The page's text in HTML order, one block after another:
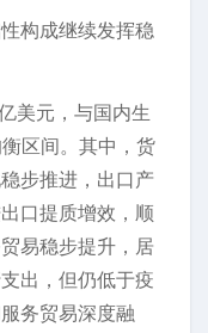
构成继续发挥稳
美元，与国内生
区间。其中，货
步推进，出口产
口提质增效，顺
易稳步提升，居
出，但仍低于疫
务贸易深度融